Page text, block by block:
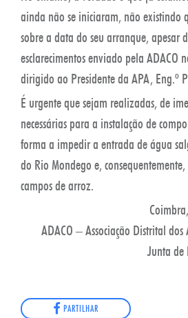
ainda não se iniciaram, não existindo
sobre a data do seu arranque, apesar
esclarecimentos enviado pela ADACO
dirigido ao Presidente da APA, Eng.º
É urgente que sejam realizadas, de
necessárias para a instalação de
forma a impedir a entrada de água
do Rio Mondego e,
campos de arroz.
ADACO – Associação Distrital
Junta de
PARTILHAR